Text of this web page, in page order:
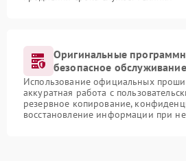
Оригинальные
безопасное
Использование официальных
аккуратная работа с
резервное копирование,
восстановление информации при